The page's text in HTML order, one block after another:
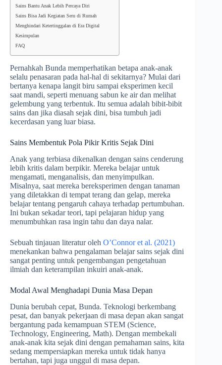
Sains Bantu Anak Lebih Percaya Diri
Sains Bisa Jadi Kegiatan Seru di Rumah
Menghindari Ketertinggalan di Era Digital
Kesimpulan
FAQ
Pernahkah Bunda memperhatikan betapa anak-anak
selalu penasaran pada hal-hal di sekitarnya? Mulai dari
bertanya kenapa langit biru sampai eksperimen kecil
saat mandi, seperti menuang sabun ke air dan melihat
gelembung yang terbentuk. Itu semua adalah bibit-bibit
sains dan jika diasah sejak dini, bisa tumbuh jadi
kecerdasan yang luar biasa.
Sains Membentuk Pola Pikir Kritis Sejak Dini
Anak yang terbiasa dikenalkan dengan sains cenderung
lebih kritis dalam berpikir. Mereka belajar untuk
mengamati, menganalisis, dan menyimpulkan.
Misalnya, saat mereka bereksperimen dengan tanaman
yang diletakkan di tempat terang dan gelap, mereka
belajar tentang pengaruh cahaya terhadap pertumbuhan.
Ini bukan sekadar teori, tapi pelajaran hidup yang
menumbuhkan rasa ingin tahu dan daya nalar.
Sebuah tinjauan literatur oleh O’Connor et al. (2021)
menekankan bahwa pengalaman belajar sains sejak dini
sangat penting untuk pengembangan pengetahuan
ilmiah dan keterampilan inkuiri anak-anak.
Modal Awal Menghadapi Dunia Masa Depan
Dunia berubah cepat, Bunda. Teknologi berkembang
pesat, dan banyak pekerjaan di masa depan akan sangat
bergantung pada kemampuan STEM (Science,
Technology, Engineering, Math). Dengan membekali
anak-anak kita sejak dini dengan pemahaman sains, kita
sedang mempersiapkan mereka untuk tidak hanya
bertahan, tapi juga unggul di masa depan.